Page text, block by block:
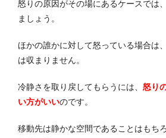
怒りの原因がその場にあるケースでは
ましょう。
ほかの誰かに対して怒っている場合は
は収まりません。
冷静さを取り戻してもらうには、 怒り
い方がいいのです。
移動先は静かな空間であることはもち